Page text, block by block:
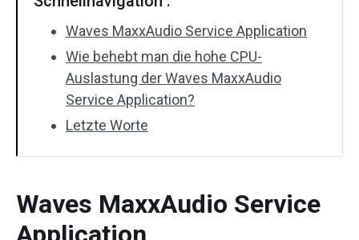
Waves MaxxAudio Service Application
Wie behebt man die hohe CPU-
Auslastung der Waves MaxxAudio
Service Application?
Letzte Worte
Waves MaxxAudio Service